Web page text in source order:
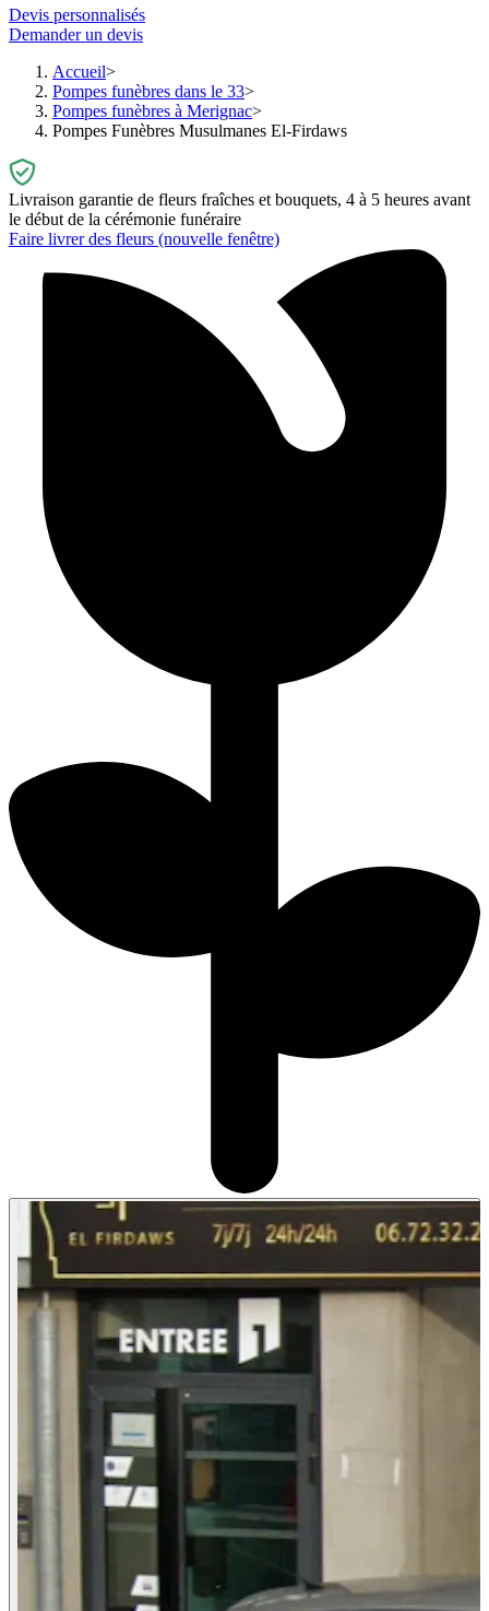
Devis personnalisés
Demander un devis
Accueil
Pompes funèbres dans le 33
Pompes funèbres à Merignac
Pompes Funèbres Musulmanes El-Firdaws
Livraison garantie de fleurs fraîches et bouquets, 4 à 5 heures avant
le début de la cérémonie funéraire
Faire livrer des fleurs (nouvelle fenêtre)